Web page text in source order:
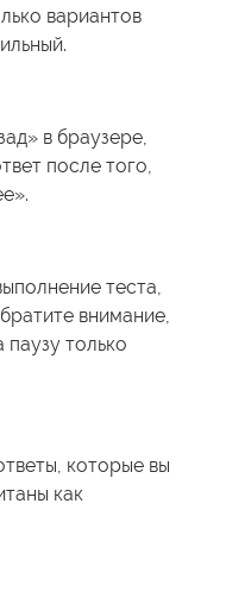
вариантов
в браузере,
после того,
теста,
внимание,
паузу только
которые вы
как